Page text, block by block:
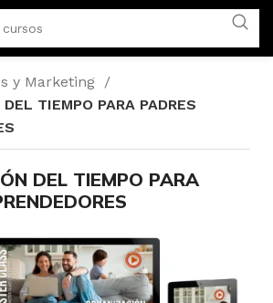
y Marketing
TIEMPO PARA PADRES
DEL TIEMPO PARA